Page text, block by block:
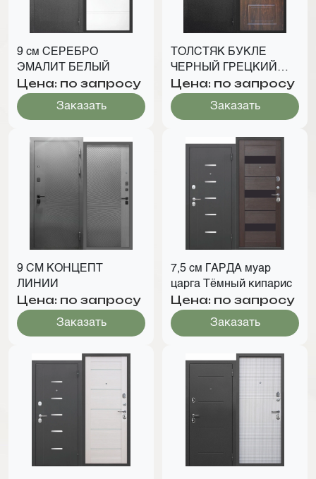
9 см СЕРЕБРО
ЭМАЛИТ БЕЛЫЙ
Цена: по запросу
Заказать
ТОЛСТЯК БУКЛЕ
ЧЕРНЫЙ ГРЕЦКИЙ
ОРЕХ
Цена: по запросу
Заказать
9 СМ КОНЦЕПТ
ЛИНИИ
Цена: по запросу
Заказать
7,5 см ГАРДА муар
царга Тёмный кипарис
Цена: по запросу
Заказать